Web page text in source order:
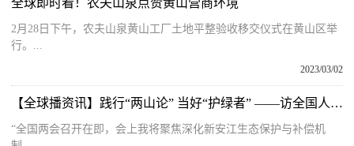
全球即时看！农夫山泉点赞黄山营商环境
2月28日下午，农夫山泉黄山工厂土地平整验收移交仪式在黄山区举
行。...
2023/03/02
【全球播资讯】践行“两山论” 当好“护绿者” ——访全国人大代表、休宁县鹤城乡新安源村党总支书记、村委会主任李发权
“全国两会召开在即，会上我将聚焦深化新安江生态保护与补偿机